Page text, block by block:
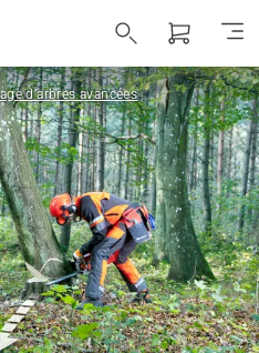
d’arbres avancées